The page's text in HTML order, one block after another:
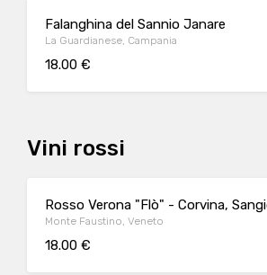
Falanghina del Sannio Janare
La Guardianese, Campania
18.00 €
Vini rossi
Rosso Verona "Flò" - Corvina,
Monte Faustino, Veneto
18.00 €